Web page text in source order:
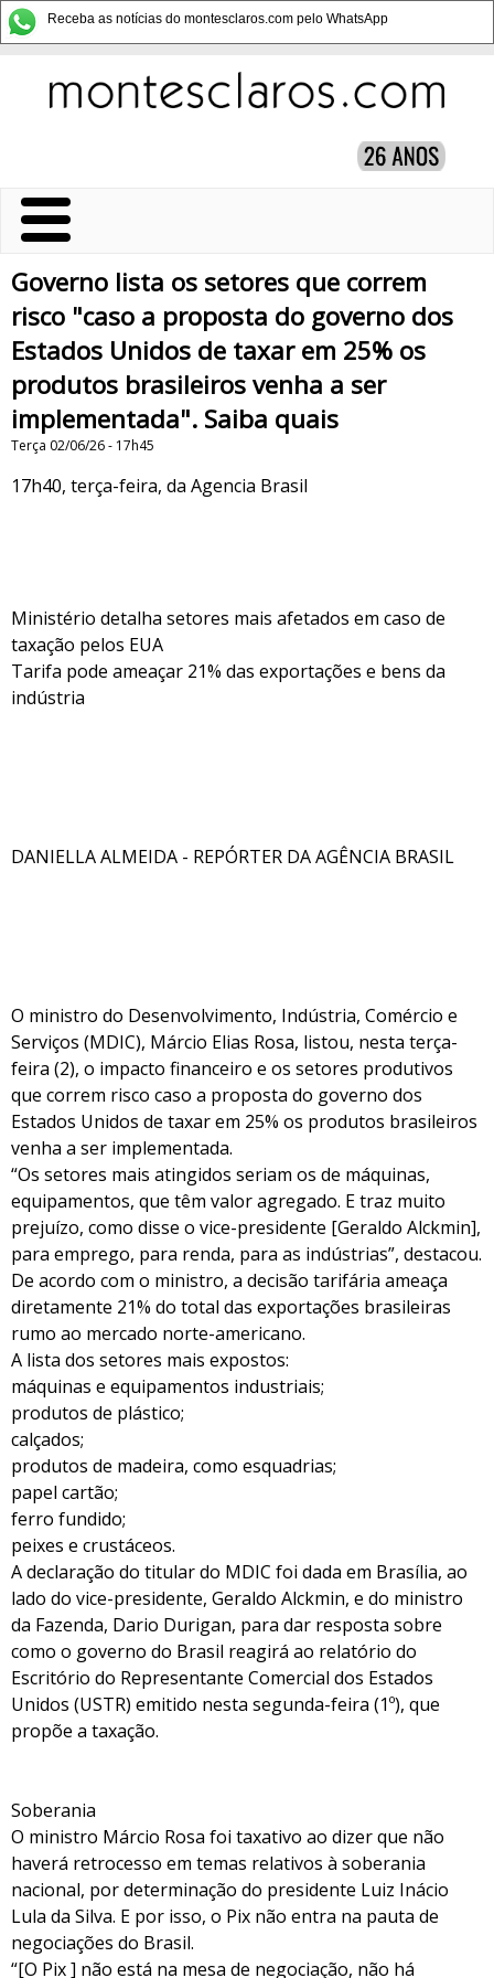
Receba as notícias do montesclaros.com pelo WhatsApp
Governo lista os setores que correm
risco "caso a proposta do governo dos
Estados Unidos de taxar em 25% os
produtos brasileiros venha a ser
implementada". Saiba quais
Terça 02/06/26 - 17h45
17h40, terça-feira, da Agencia Brasil
Ministério detalha setores mais afetados em caso de
taxação pelos EUA
Tarifa pode ameaçar 21% das exportações e bens da
indústria
DANIELLA ALMEIDA - REPÓRTER DA AGÊNCIA BRASIL
O ministro do Desenvolvimento, Indústria, Comércio e
Serviços (MDIC), Márcio Elias Rosa, listou, nesta terça-
feira (2), o impacto financeiro e os setores produtivos
que correm risco caso a proposta do governo dos
Estados Unidos de taxar em 25% os produtos brasileiros
venha a ser implementada.
“Os setores mais atingidos seriam os de máquinas,
equipamentos, que têm valor agregado. E traz muito
prejuízo, como disse o vice-presidente [Geraldo Alckmin],
para emprego, para renda, para as indústrias”, destacou.
De acordo com o ministro, a decisão tarifária ameaça
diretamente 21% do total das exportações brasileiras
rumo ao mercado norte-americano.
A lista dos setores mais expostos:
máquinas e equipamentos industriais;
produtos de plástico;
calçados;
produtos de madeira, como esquadrias;
papel cartão;
ferro fundido;
peixes e crustáceos.
A declaração do titular do MDIC foi dada em Brasília, ao
lado do vice-presidente, Geraldo Alckmin, e do ministro
da Fazenda, Dario Durigan, para dar resposta sobre
como o governo do Brasil reagirá ao relatório do
Escritório do Representante Comercial dos Estados
Unidos (USTR) emitido nesta segunda-feira (1º), que
propõe a taxação.
Soberania
O ministro Márcio Rosa foi taxativo ao dizer que não
haverá retrocesso em temas relativos à soberania
nacional, por determinação do presidente Luiz Inácio
Lula da Silva. E por isso, o Pix não entra na pauta de
negociações do Brasil.
“[O Pix ] não está na mesa de negociação, não há